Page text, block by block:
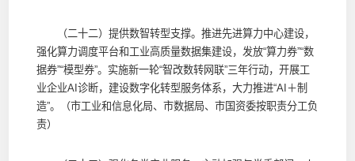
（二十二）提供数智转型支撑。推进先进算力中心建设，
强化算力调度平台和工业高质量数据集建设，发放“算力券”“数
据券”“模型券”。实施新一轮“智改数转网联”三年行动，开展工
业企业AI诊断，建设数字化转型服务体系，大力推进“AI＋制
造”。（市工业和信息化局、市数据局、市国资委按职责分工负
责）